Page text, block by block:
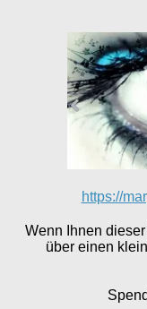
https://
Wenn Ihnen
über einen